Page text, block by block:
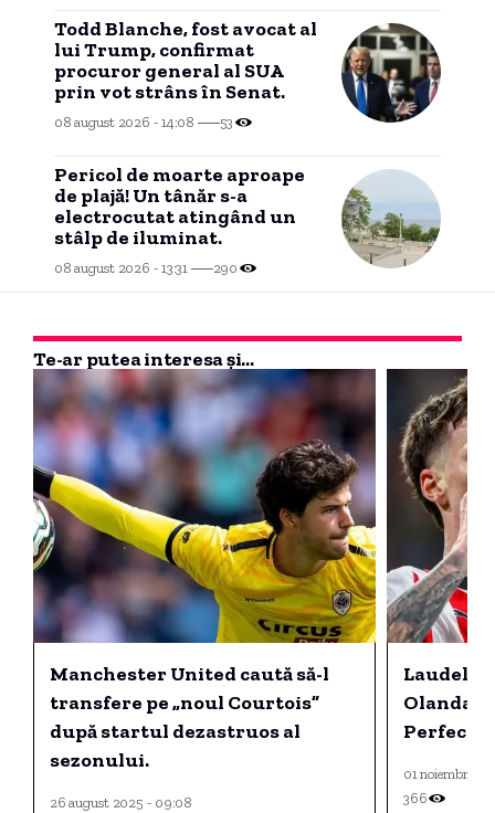
Todd Blanche, fost avocat al
lui Trump, confirmat
procuror general al SUA
prin vot strâns în Senat.
08 august 2026 - 14:08 53
Pericol de moarte aproape
de plajă! Un tânăr s-a
electrocutat atingând un
stâlp de iluminat.
08 august 2026 - 13:31 290
Te-ar putea interesa și...
Manchester United caută să-l
transfere pe „noul Courtois”
după startul dezastruos al
sezonului.
26 august 2025 - 09:08
Laudele
Olanda:
Perfect,
01 noiembrie
366